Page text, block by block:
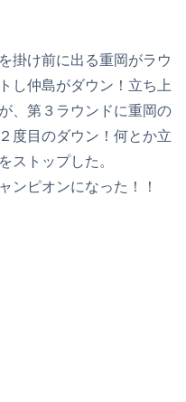
掛け前に出る重岡がラウ
し仲島がダウン！立ち上
、第３ラウンドに重岡の
度目のダウン！何とか立
ストップした。
ンピオンになった！！